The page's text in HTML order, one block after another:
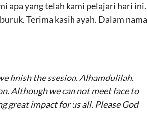
apa yang telah kami pelajari hari ini.
Terima kasih ayah. Dalam nama
finish the ssesion. Alhamdulilah.
Although we can not meet face to
great impact for us all. Please God